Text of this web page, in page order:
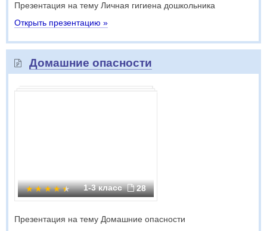
Презентация на тему Личная гигиена дошкольника
Открыть презентацию »
Домашние опасности
1-3 класс 28
Презентация на тему Домашние опасности